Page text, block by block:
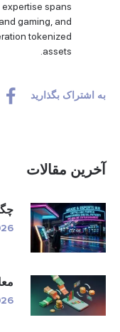
spans
gaming, and
tokenized
assets.
به اشتراک بگذارید
آخرین مقالات